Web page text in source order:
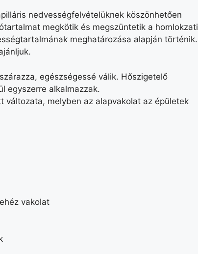
nedvességfelvételüknek köszönhetően
megkötik és megszüntetik a homlokzati
meghatározása alapján történik.
egészségessé válik. Hőszigetelő
egyszerre alkalmazzak.
melyben az alapvakolat az épületek
vakolat